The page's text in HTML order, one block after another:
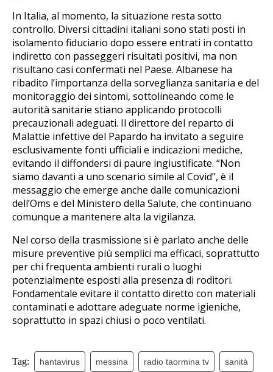
In Italia, al momento, la situazione resta sotto
controllo. Diversi cittadini italiani sono stati posti in
isolamento fiduciario dopo essere entrati in contatto
indiretto con passeggeri risultati positivi, ma non
risultano casi confermati nel Paese. Albanese ha
ribadito l’importanza della sorveglianza sanitaria e del
monitoraggio dei sintomi, sottolineando come le
autorità sanitarie stiano applicando protocolli
precauzionali adeguati. Il direttore del reparto di
Malattie infettive del Papardo ha invitato a seguire
esclusivamente fonti ufficiali e indicazioni mediche,
evitando il diffondersi di paure ingiustificate. “Non
siamo davanti a uno scenario simile al Covid”, è il
messaggio che emerge anche dalle comunicazioni
dell’Oms e del Ministero della Salute, che continuano
comunque a mantenere alta la vigilanza.
Nel corso della trasmissione si è parlato anche delle
misure preventive più semplici ma efficaci, soprattutto
per chi frequenta ambienti rurali o luoghi
potenzialmente esposti alla presenza di roditori.
Fondamentale evitare il contatto diretto con materiali
contaminati e adottare adeguate norme igieniche,
soprattutto in spazi chiusi o poco ventilati.
Tag: hantavirus messina radio taormina tv sanità